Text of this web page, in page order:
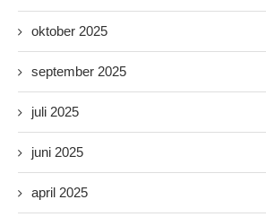
oktober 2025
september 2025
juli 2025
juni 2025
april 2025